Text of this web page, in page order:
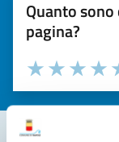
Quanto
pagina?
Valuta la chiarezza
Seleziona il
Valuta 3
Valuta 2
Valuta 1 stelle